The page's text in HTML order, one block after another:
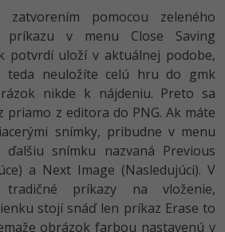
pomocou zeleného
príkazu v menu Close Saving
potvrdí uloží v aktuálnej podobe,
teda neuložíte celú hru do gmk
nikde k nájdeniu. Preto sa
z editora do PNG. Ak máte
snímky, pribudne v menu
snímku nazvaná Previous
a Next Image (Nasledujúci). V
príkazy na vloženie,
stojí snáď len príkaz Erase to
obrázok farbou nastavenú v